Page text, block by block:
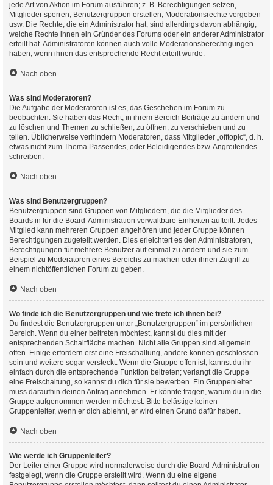
jede Art von Aktion im Forum ausführen; z. B. Berechtigungen setzen,
Mitglieder sperren, Benutzergruppen erstellen, Moderationsrechte vergeben
usw. Die Rechte, die ein Administrator hat, sind allerdings davon abhängig,
welche Rechte ihnen ein Gründer des Forums oder ein anderer Administrator
erteilt hat. Administratoren können auch volle Moderationsberechtigungen
haben, wenn ihnen das entsprechende Recht erteilt wurde.
Nach oben
Was sind Moderatoren?
Die Aufgabe der Moderatoren ist es, das Geschehen im Forum zu
beobachten. Sie haben das Recht, in ihrem Bereich Beiträge zu ändern und
zu löschen und Themen zu schließen, zu öffnen, zu verschieben und zu
teilen. Üblicherweise verhindern Moderatoren, dass Mitglieder „offtopic“, d. h.
etwas nicht zum Thema Passendes, oder Beleidigendes bzw. Angreifendes
schreiben.
Nach oben
Was sind Benutzergruppen?
Benutzergruppen sind Gruppen von Mitgliedern, die die Mitglieder des
Boards in für die Board-Administration verwaltbare Einheiten aufteilt. Jedes
Mitglied kann mehreren Gruppen angehören und jeder Gruppe können
Berechtigungen zugeteilt werden. Dies erleichtert es den Administratoren,
Berechtigungen für mehrere Benutzer auf einmal zu ändern und sie zum
Beispiel zu Moderatoren eines Bereichs zu machen oder ihnen Zugriff zu
einem nichtöffentlichen Forum zu geben.
Nach oben
Wo finde ich die Benutzergruppen und wie trete ich ihnen bei?
Du findest die Benutzergruppen unter „Benutzergruppen“ im persönlichen
Bereich. Wenn du einer beitreten möchtest, kannst du dies mit der
entsprechenden Schaltfläche machen. Nicht alle Gruppen sind allgemein
offen. Einige erfordern erst eine Freischaltung, andere können geschlossen
sein und weitere sogar versteckt. Wenn die Gruppe offen ist, kannst du ihr
einfach durch die entsprechende Funktion beitreten; verlangt die Gruppe
eine Freischaltung, so kannst du dich für sie bewerben. Ein Gruppenleiter
muss daraufhin deinen Antrag annehmen. Er könnte fragen, warum du in die
Gruppe aufgenommen werden möchtest. Bitte belästige keinen
Gruppenleiter, wenn er dich ablehnt, er wird einen Grund dafür haben.
Nach oben
Wie werde ich Gruppenleiter?
Der Leiter einer Gruppe wird normalerweise durch die Board-Administration
festgelegt, wenn die Gruppe erstellt wird. Wenn du eine eigene